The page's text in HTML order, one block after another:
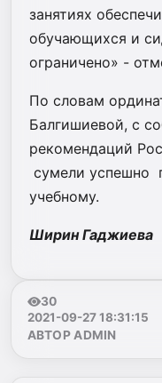
занятиях
обучающихся и
ограничено» -
По словам
Балгишиевой, с
рекомендаций
сумели успешно
учебному.
Ширин Гаджиева
30
2021-09-27 18:31:15
АВТОР ADMIN